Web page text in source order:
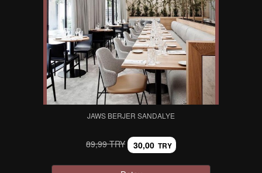
JAWS BERJER SANDALYE
89,99 TRY 30,00 TRY